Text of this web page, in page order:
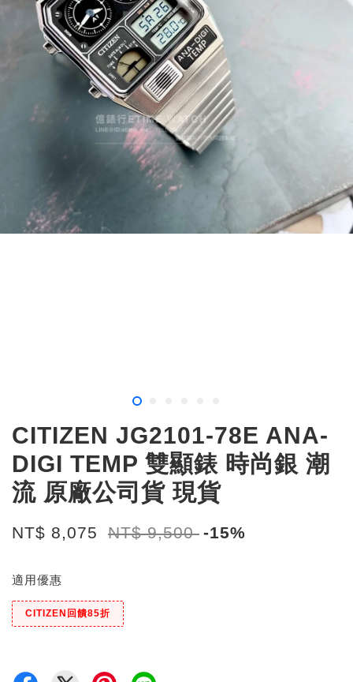
CITIZEN JG2101-78E ANA-
DIGI TEMP 雙顯錶 時尚銀 潮
流 原廠公司貨 現貨
NT$ 8,075 NT$ 9,500 -15%
適用優惠
CITIZEN回饋85折